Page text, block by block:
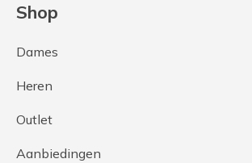
Shop
Dames
Heren
Outlet
Aanbiedingen